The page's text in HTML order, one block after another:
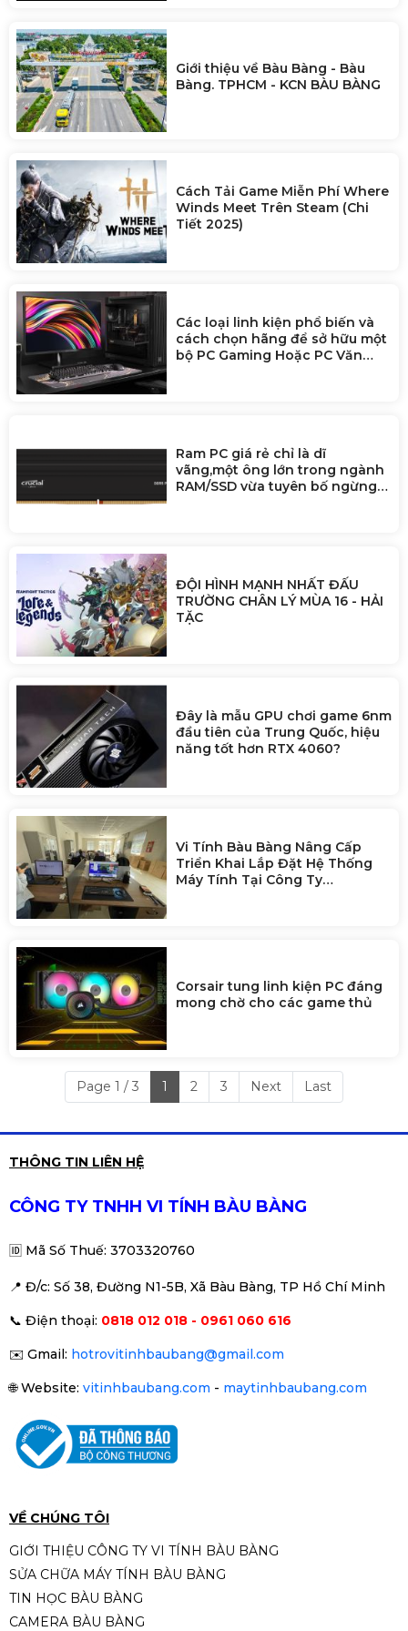
Giới thiệu về Bàu Bàng - Bàu
Bàng. TPHCM - KCN BÀU BÀNG
Cách Tải Game Miễn Phí Where
Winds Meet Trên Steam (Chi
Tiết 2025)
Các loại linh kiện phổ biến và
cách chọn hãng để sở hữu một
bộ PC Gaming Hoặc PC Văn
Ram PC giá rẻ chỉ là dĩ
vãng,một ông lớn trong ngành
RAM/SSD vừa tuyên bố ngừng
ĐỘI HÌNH MẠNH NHẤT ĐẤU
TRƯỜNG CHÂN LÝ MÙA 16 - HẢI
TẶC
Đây là mẫu GPU chơi game 6nm
đầu tiên của Trung Quốc, hiệu
năng tốt hơn RTX 4060?
Vi Tính Bàu Bàng Nâng Cấp
Triển Khai Lắp Đặt Hệ Thống
Máy Tính Tại Công Ty
Corsair tung linh kiện PC đáng
mong chờ cho các game thủ
Page 1 / 3 1 2 3 Next Last
THÔNG TIN LIÊN HỆ
CÔNG TY TNHH VI TÍNH BÀU BÀNG
🆔 Mã Số Thuế: 3703320760
📍 Đ/c: Số 38, Đường N1-5B, Xã Bàu Bàng, TP Hồ Chí Minh
📞 Điện thoại: 0818 012 018 - 0961 060 616
✉️ Gmail: hotrovitinhbaubang@gmail.com
🌐Website: vitinhbaubang.com - maytinhbaubang.com
VỀ CHÚNG TÔI
GIỚI THIỆU CÔNG TY VI TÍNH BÀU BÀNG
SỬA CHỮA MÁY TÍNH BÀU BÀNG
TIN HỌC BÀU BÀNG
CAMERA BÀU BÀNG